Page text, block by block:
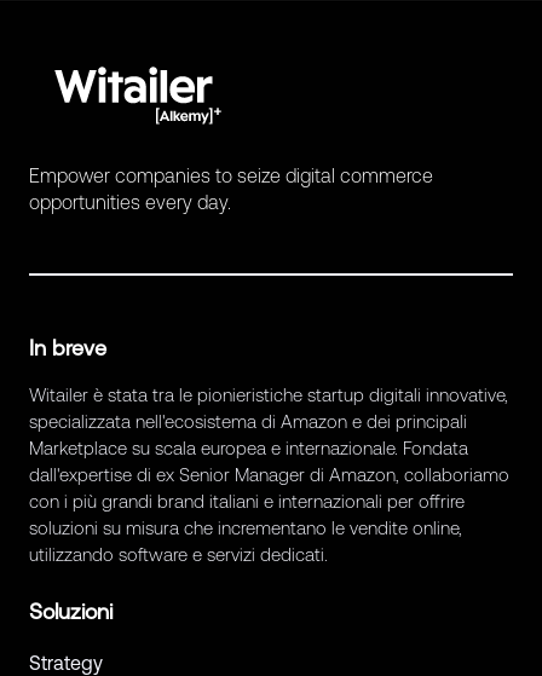
Empower companies to seize digital commerce
opportunities every day.
In breve
Witailer è stata tra le pionieristiche startup digitali innovative,
specializzata nell'ecosistema di Amazon e dei principali
Marketplace su scala europea e internazionale. Fondata
dall'expertise di ex Senior Manager di Amazon, collaboriamo
con i più grandi brand italiani e internazionali per offrire
soluzioni su misura che incrementano le vendite online,
utilizzando software e servizi dedicati.
Soluzioni
Strategy